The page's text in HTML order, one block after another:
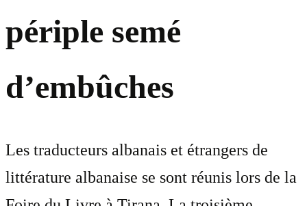
périple semé
d’embûches
Les traducteurs albanais et étrangers de
littérature albanaise se sont réunis lors de la